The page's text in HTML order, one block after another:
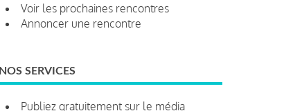
Voir les prochaines rencontres
Annoncer une rencontre
NOS SERVICES
Publiez gratuitement sur le média